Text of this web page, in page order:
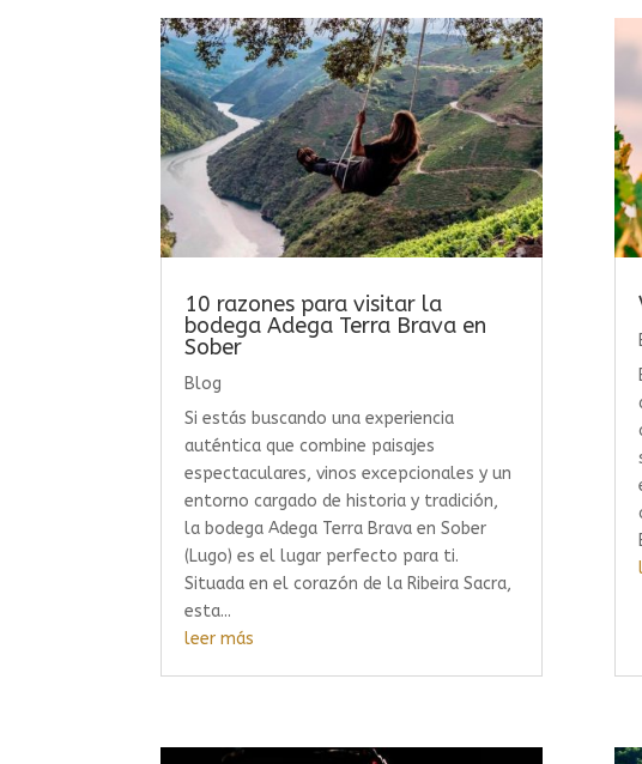
10 razones para visitar la
bodega Adega Terra Brava en
Sober
Blog
Si estás buscando una experiencia
auténtica que combine paisajes
espectaculares, vinos excepcionales y un
entorno cargado de historia y tradición,
la bodega Adega Terra Brava en Sober
(Lugo) es el lugar perfecto para ti.
Situada en el corazón de la Ribeira Sacra,
esta...
leer más